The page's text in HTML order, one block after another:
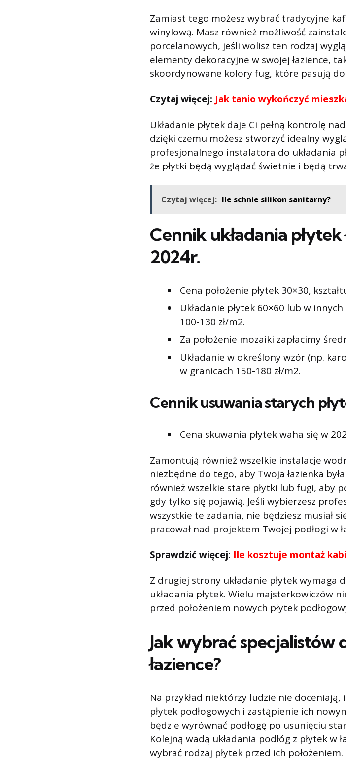
Zamiast tego możesz wybrać tradycyjne
winylową. Masz również możliwość
porcelanowych, jeśli wolisz ten rodzaj
elementy dekoracyjne w swojej łazience,
skoordynowane kolory fug, które pasują
Czytaj więcej: Jak tanio wykończyć
Układanie płytek daje Ci pełną kontrolę
dzięki czemu możesz stworzyć idealny
profesjonalnego instalatora do układania
że płytki będą wyglądać świetnie i będą
Czytaj więcej: Ile schnie silikon sanitarny?
Cennik układania
2024r.
Cena położenie płytek 30×30,
Układanie płytek 60×60 lub w
100-130 zł/m2.
Za położenie mozaiki zapłacimy
Układanie w określony wzór (np.
w granicach 150-180 zł/m2.
Cennik usuwania starych
Cena skuwania płytek waha się w
Zamontują również wszelkie instalacje
niezbędne do tego, aby Twoja łazienka
również wszelkie stare płytki lub fugi, aby
gdy tylko się pojawią. Jeśli wybierzesz
wszystkie te zadania, nie będziesz musiał
pracował nad projektem Twojej podłogi w
Sprawdzić więcej: Ile kosztuje montaż
Z drugiej strony układanie płytek
układania płytek. Wielu majsterkowiczów
przed położeniem nowych płytek
Jak wybrać specjalistów
łazience?
Na przykład niektórzy ludzie nie
płytek podłogowych i zastąpienie ich
będzie wyrównać podłogę po usunięciu
Kolejną wadą układania podłóg z płytek w
wybrać rodzaj płytek przed ich